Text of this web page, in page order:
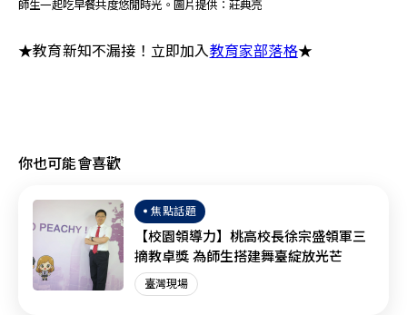
師生一起吃早餐共度悠閒時光。圖片提供：莊典亮
★教育新知不漏接！立即加入教育家部落格★
你也可能會喜歡
焦點話題
【校園領導力】桃高校長徐宗盛領軍三
摘教卓獎 為師生搭建舞臺綻放光芒
臺灣現場